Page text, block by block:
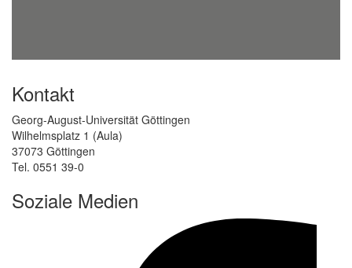
Kontakt
Georg-August-Universität Göttingen
Wilhelmsplatz 1 (Aula)
37073 Göttingen
Tel. 0551 39-0
Soziale Medien